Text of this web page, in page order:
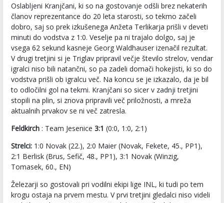
Oslabljeni Kranjčani, ki so na gostovanje odšli brez nekaterih
članov reprezentance do 20 leta starosti, so tekmo začeli
dobro, saj so prek izkušenega Anžeta Terlikarja prišli v deveti
minuti do vodstva z 1:0. Veselje pa ni trajalo dolgo, saj je
vsega 62 sekund kasneje Georg Waldhauser izenačil rezultat.
V drugi tretjini si je Triglav pripravil večje število strelov, vendar
igralci niso bili natančni, so pa zadeli domači hokejisti, ki so do
vodstva prišli ob igralcu več. Na koncu se je izkazalo, da je bil
to odločilni gol na tekmi. Kranjčani so sicer v zadnji tretjini
stopili na plin, si znova pripravili več priložnosti, a mreža
aktualnih prvakov se ni več zatresla.
Feldkirch : Team Jesenice 3:1 (0:0, 1:0, 2:1)
Strelci: 1:0 Novak (22.), 2:0 Maier (Novak, Fekete, 45., PP1),
2:1 Berlisk (Brus, Sefič, 48., PP1), 3:1 Novak (Winzig,
Tomasek, 60., EN)
Železarji so gostovali pri vodilni ekipi lige INL, ki tudi po tem
krogu ostaja na prvem mestu. V prvi tretjini gledalci niso videli